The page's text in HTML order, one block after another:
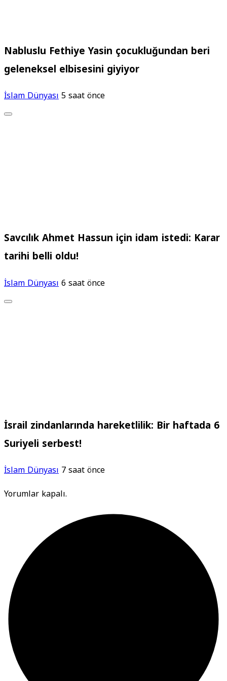
Nabluslu Fethiye Yasin çocukluğundan beri
geleneksel elbisesini giyiyor
İslam Dünyası5 saat önce
Savcılık Ahmet Hassun için idam istedi: Karar
tarihi belli oldu!
İslam Dünyası6 saat önce
İsrail zindanlarında hareketlilik: Bir haftada 6
Suriyeli serbest!
İslam Dünyası7 saat önce
Yorumlar kapalı.